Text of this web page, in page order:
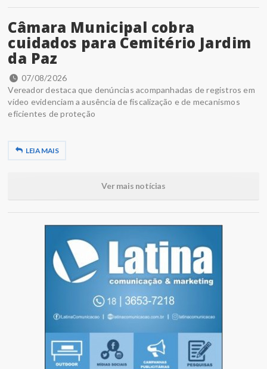
Câmara Municipal cobra
cuidados para Cemitério Jardim
da Paz
07/08/2026
Vereador destaca que denúncias acompanhadas de registros em
vídeo evidenciam a ausência de fiscalização e de mecanismos
eficientes de proteção
LEIA MAIS
Ver mais notícias